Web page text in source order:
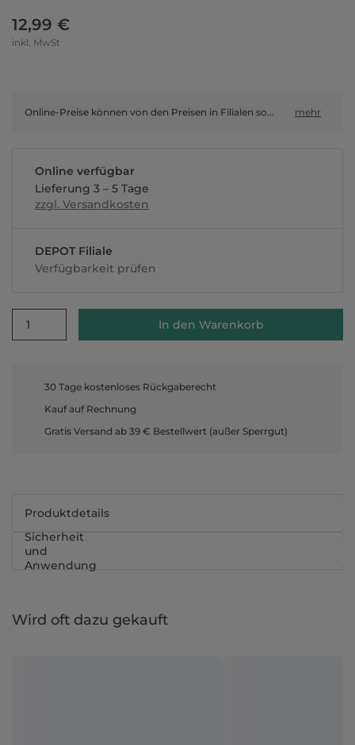
12,99 €
inkl. MwSt
Online-Preise können von den Preisen in Filialen sowie Shop-in-Shop-Flächen abweichen. mehr
Online verfügbar
Lieferung 3 – 5 Tage
zzgl. Versandkosten
DEPOT Filiale
Verfügbarkeit prüfen
1 In den Warenkorb
30 Tage kostenloses Rückgaberecht
Kauf auf Rechnung
Gratis Versand ab 39 € Bestellwert (außer Sperrgut)
Produktdetails
Sicherheit
und
Anwendung
Wird oft dazu gekauft